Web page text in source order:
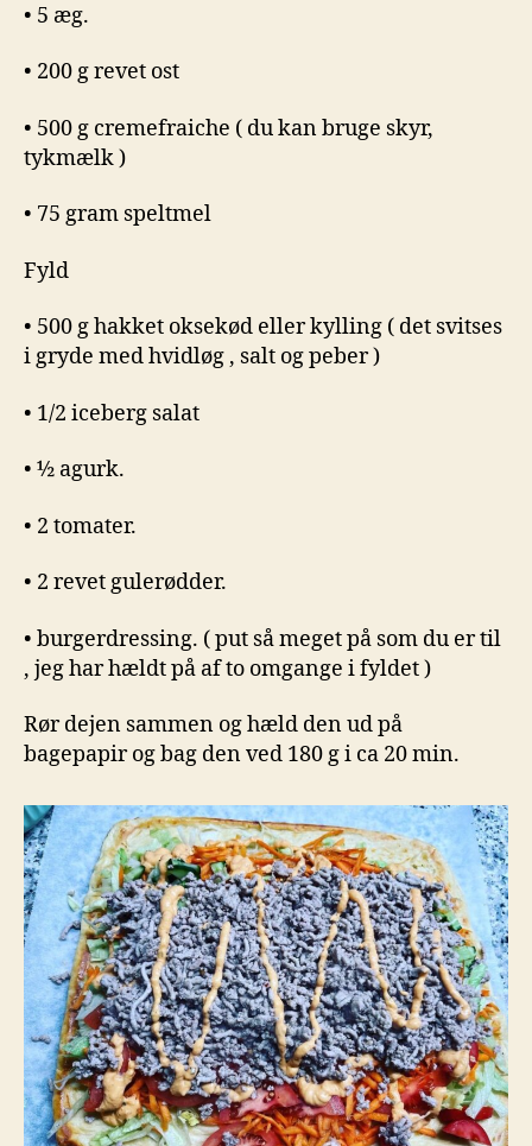
• 5 æg.
• 200 g revet ost
• 500 g cremefraiche ( du kan bruge skyr,
tykmælk )
• 75 gram speltmel
Fyld
• 500 g hakket oksekød eller kylling ( det svitses
i gryde med hvidløg , salt og peber )
• 1/2 iceberg salat
• ½ agurk.
• 2 tomater.
• 2 revet gulerødder.
• burgerdressing. ( put så meget på som du er til
, jeg har hældt på af to omgange i fyldet )
Rør dejen sammen og hæld den ud på
bagepapir og bag den ved 180 g i ca 20 min.